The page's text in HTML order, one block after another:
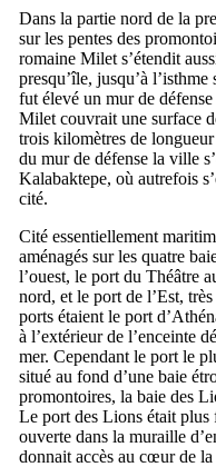
Dans la partie nord de la
sur les pentes des
romaine Milet s’étendit
presqu’île, jusqu’à
fut élevé un mur de défense
Milet couvrait une surface
trois kilomètres de
du mur de défense la ville
Kalabaktepe, où autrefois
cité.
Cité essentiellement
aménagés sur les quatre
l’ouest, le port du Théâtre
nord, et le port de l’Est,
ports étaient le port
à l’extérieur de l’enceinte
mer. Cependant le port le
situé au fond d’une baie
promontoires, la baie des
Le port des Lions était plus
ouverte dans la muraille
donnait accès au cœur de la